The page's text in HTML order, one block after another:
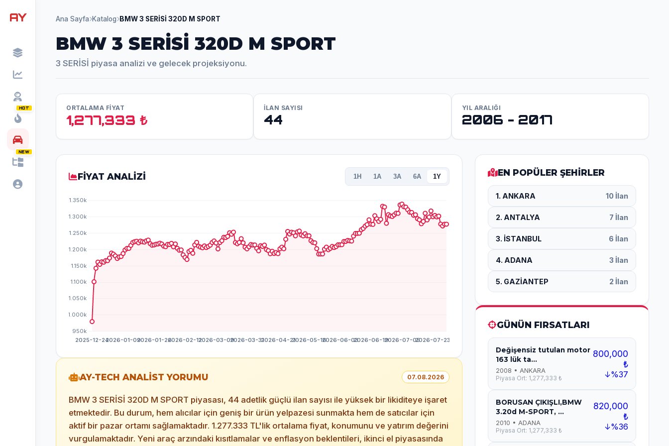
AY
HOT
NEW
Ana Sayfa Katalog BMW 3 SERİSİ 320D M SPORT
BMW 3 SERİSİ 320D M SPORT
3 SERİSİ piyasa analizi ve gelecek projeksiyonu.
ORTALAMA FİYAT
1,277,333 ₺
İLAN SAYISI
44
YIL ARALIĞI
2006 - 2017
FİYAT ANALİZİ 1H 1A 3A 6A 1Y
AY-TECH ANALİST YORUMU 07.08.2026
BMW 3 SERİSİ 320D M SPORT piyasası, 44 adetlik güçlü ilan sayısı ile yüksek bir likiditeye işaret
etmektedir. Bu durum, hem alıcılar için geniş bir ürün yelpazesi sunmakta hem de satıcılar için
aktif bir pazar ortamı sağlamaktadır. 1.277.333 TL'lik ortalama fiyat, konumunu ve yatırım değerini
vurgulamaktadır. Yeni araç arzındaki kısıtlamalar ve enflasyon beklentileri, ikinci el piyasasında
EN POPÜLER ŞEHİRLER
1. ANKARA 10 İlan
2. ANTALYA 7 İlan
3. İSTANBUL 6 İlan
4. ADANA 3 İlan
5. GAZİANTEP 2 İlan
GÜNÜN FIRSATLARI
Değişensiz tutulan motor
163 lük ta...
2008 • ANKARA
Piyasa Ort: 1,277,333 ₺
800,000
₺
↓%37
BORUSAN ÇIKIŞLI,BMW
3.20d M-SPORT, ...
2010 • ADANA
Piyasa Ort: 1,277,333 ₺
820,000
₺
↓%36